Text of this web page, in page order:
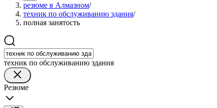
резюме в Алмазном/
техник по обслуживанию здания/
полная занятость
техник по обслуживанию здания
Резюме